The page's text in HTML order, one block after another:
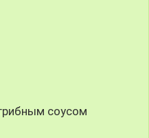
соусом